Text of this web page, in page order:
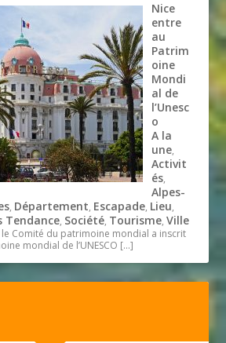
Nice
entre
au
Patrim
oine
Mondi
al de
l’Unesc
o
A la
une,
Activit
és,
Alpes-
, Département, Escapade, Lieu,
Tendance, Société, Tourisme,Ville
Comité du patrimoine mondial a inscrit
mondial de l’UNESCO […]